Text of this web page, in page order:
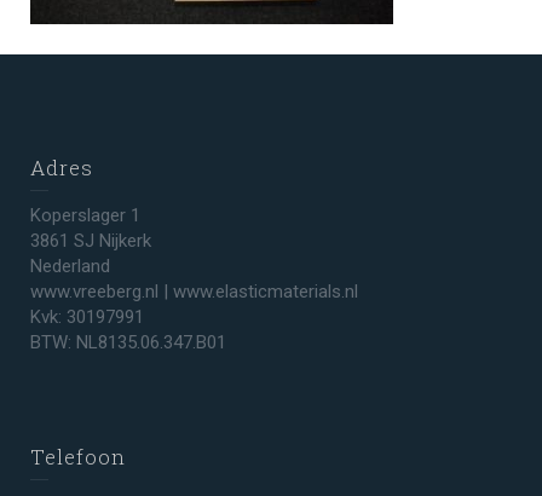
Adres
Koperslager 1
3861 SJ Nijkerk
Nederland
www.vreeberg.nl | www.elasticmaterials.nl
Kvk: 30197991
BTW: NL8135.06.347.B01
Telefoon